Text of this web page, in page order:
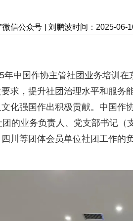
微信公众号 | 刘鹏波时间：2025-06-
年中国作协主管社团业务培训
求，提升社团治理水平和服务
化强国作出积极贡献。中国作
团的业务负责人、党支部书记
川等团体会员单位社团工作的